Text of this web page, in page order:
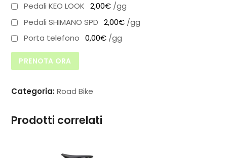
Pedali KEO LOOK 2,00€ /gg
Pedali SHIMANO SPD 2,00€ /gg
Porta telefono 0,00€ /gg
PRENOTA ORA
Categoria: Road Bike
Prodotti correlati